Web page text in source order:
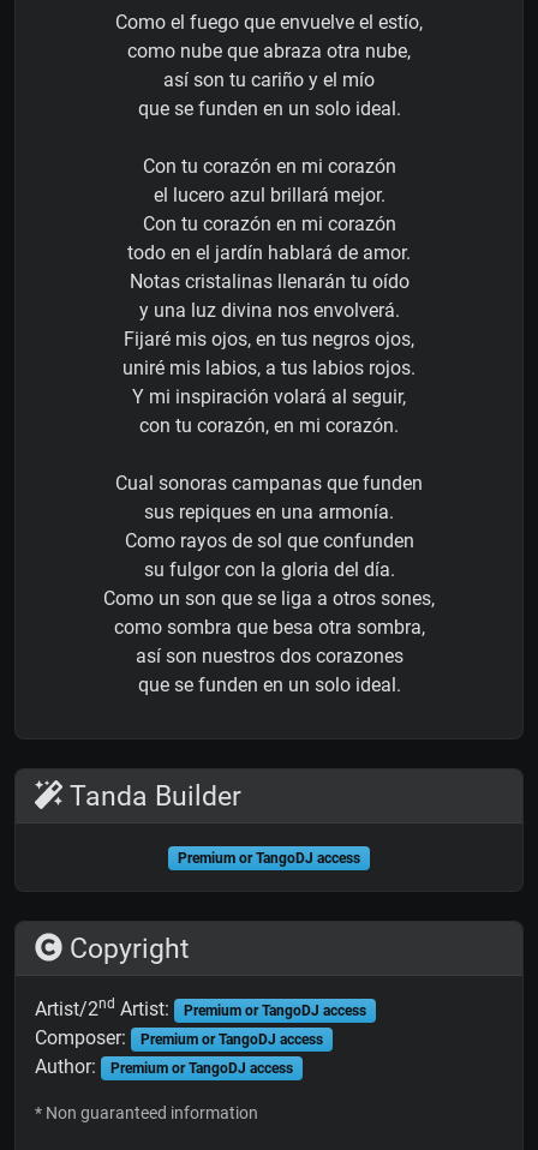
Como el fuego que envuelve el estío,
como nube que abraza otra nube,
así son tu cariño y el mío
que se funden en un solo ideal.
Con tu corazón en mi corazón
el lucero azul brillará mejor.
Con tu corazón en mi corazón
todo en el jardín hablará de amor.
Notas cristalinas llenarán tu oído
y una luz divina nos envolverá.
Fijaré mis ojos, en tus negros ojos,
uniré mis labios, a tus labios rojos.
Y mi inspiración volará al seguir,
con tu corazón, en mi corazón.
Cual sonoras campanas que funden
sus repiques en una armonía.
Como rayos de sol que confunden
su fulgor con la gloria del día.
Como un son que se liga a otros sones,
como sombra que besa otra sombra,
así son nuestros dos corazones
que se funden en un solo ideal.
Tanda Builder
Premium or TangoDJ access
Copyright
Artist/2nd Artist: Premium or TangoDJ access
Composer: Premium or TangoDJ access
Author: Premium or TangoDJ access
* Non guaranteed information